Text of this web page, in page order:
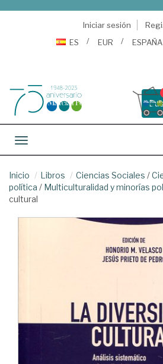
Iniciar sesión
ES
EUR
Toggle navigation
Inicio Libros Ciencias Sociales /
política / Multiculturalidad y minorías
cultural